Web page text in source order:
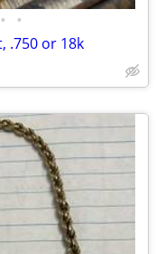
• •
.750 or 18k